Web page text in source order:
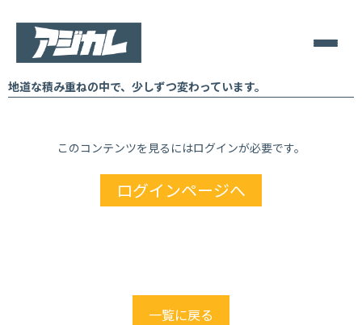
地道な積み重ねの中で、少しずつ変わっています。
このコンテンツを見るにはログインが必要です。
ログインページへ
一覧に戻る